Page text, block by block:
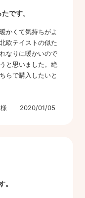
です。
かくて気持ちがよ
欧テイストの似た
なりに暖かいので
と思いました。絶
らで購入したいと
様 2020/01/05
。